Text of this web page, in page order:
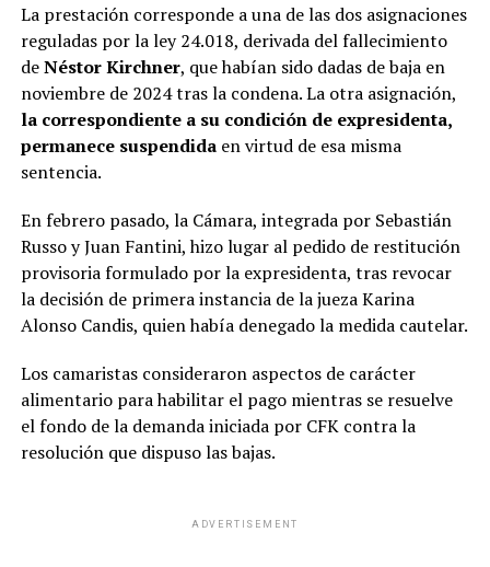
La prestación corresponde a una de las dos asignaciones
reguladas por la ley 24.018, derivada del fallecimiento
deNéstor Kirchner, que habían sido dadas de baja en
noviembre de 2024 tras la condena. La otra asignación,
la correspondiente a su condición de expresidenta,
permanece suspendida en virtud de esa misma
sentencia.
En febrero pasado, la Cámara, integrada por Sebastián
Russo y Juan Fantini, hizo lugar al pedido de restitución
provisoria formulado por la expresidenta, tras revocar
la decisión de primera instancia de la jueza Karina
Alonso Candis, quien había denegado la medida cautelar.
Los camaristas consideraron aspectos de carácter
alimentario para habilitar el pago mientras se resuelve
el fondo de la demanda iniciada por CFK contra la
resolución que dispuso las bajas.
ADVERTISEMENT